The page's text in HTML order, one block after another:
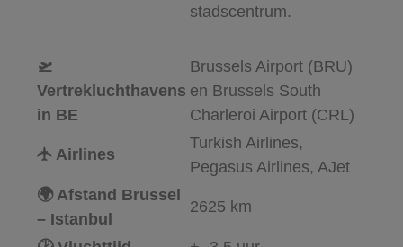
stadscentrum.
🛫
Vertrekluchthavens
in BE
Brussels Airport (BRU)
en Brussels South
Charleroi Airport (CRL)
🛧 Airlines
Turkish Airlines,
Pegasus Airlines, AJet
🌍 Afstand Brussel
– Istanbul
2625 km